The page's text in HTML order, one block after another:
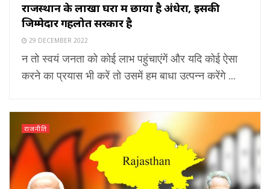
राजस्थान के लाखों घरों में छाया है अंधेरा, इसकी
जिम्मेदार गहलोत सरकार है
29 DECEMBER 2022
न तो स्वयं जनता को कोई लाभ पहुंचाएंगें और यदि कोई ऐसा
करने का प्रयास भी करें तो उसमें हम बाधा उत्पन्न करेंगे ...
राजनीति